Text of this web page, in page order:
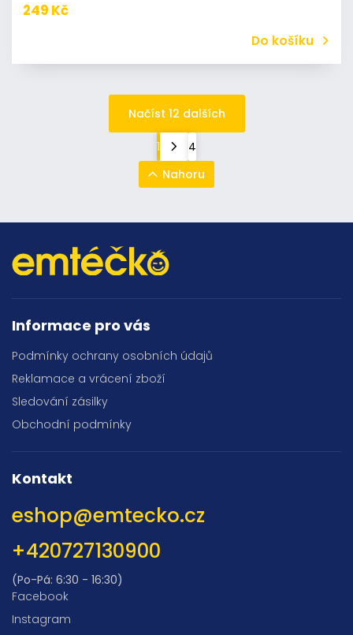
249 Kč
Do košíku
Načíst 12 dalších
1
4
Nahoru
Informace pro vás
Podmínky ochrany osobních údajů
Reklamace a vrácení zboží
Sledování zásilky
Obchodní podmínky
Kontakt
eshop@emtecko.cz
+420727130900
(Po-Pá: 6:30 - 16:30)
Facebook
Instagram